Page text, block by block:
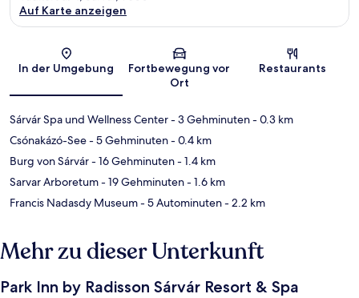
Karte
Auf Karte anzeigen
In der Umgebung
Fortbewegung vor
Ort
Restaurants
Sárvár Spa und Wellness Center- 3 Gehminuten- 0.3 km
Csónakázó-See- 5 Gehminuten- 0.4 km
Burg von Sárvár- 16 Gehminuten- 1.4 km
Sarvar Arboretum- 19 Gehminuten- 1.6 km
Francis Nadasdy Museum- 5 Autominuten- 2.2 km
Mehr zu dieser Unterkunft
Park Inn by Radisson Sárvár Resort & Spa